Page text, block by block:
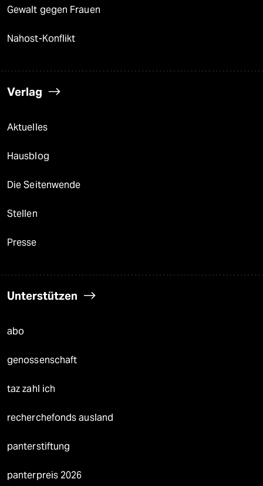
Gewalt gegen Frauen
Nahost-Konflikt
Verlag
Aktuelles
Hausblog
Die Seitenwende
Stellen
Presse
Unterstützen
abo
genossenschaft
taz zahl ich
recherchefonds ausland
panterstiftung
panterpreis 2026